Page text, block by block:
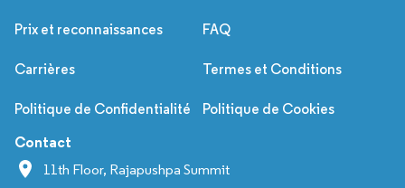
Prix et reconnaissances FAQ
Carrières Termes et Conditions
Politique de Confidentialité Politique de Cookies
Contact
11th Floor, Rajapushpa Summit